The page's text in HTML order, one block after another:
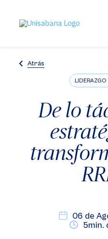
contenido
principal
Atrás
LIDERAZGO
De lo
06 de
5min.